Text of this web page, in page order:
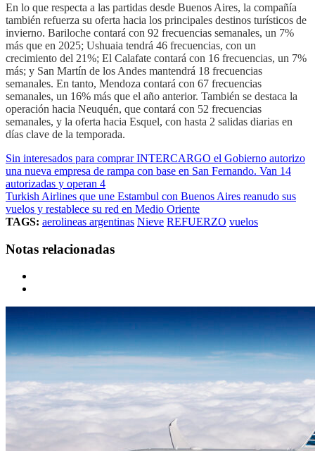
En lo que respecta a las partidas desde Buenos Aires, la compañía
también refuerza su oferta hacia los principales destinos turísticos de
invierno. Bariloche contará con 92 frecuencias semanales, un 7%
más que en 2025; Ushuaia tendrá 46 frecuencias, con un
crecimiento del 21%; El Calafate contará con 16 frecuencias, un 7%
más; y San Martín de los Andes mantendrá 18 frecuencias
semanales. En tanto, Mendoza contará con 67 frecuencias
semanales, un 16% más que el año anterior. También se destaca la
operación hacia Neuquén, que contará con 52 frecuencias
semanales, y la oferta hacia Esquel, con hasta 2 salidas diarias en
días clave de la temporada.
Sin interesados para comprar INTERCARGO el Gobierno autorizo
una nueva empresa de rampa con base en San Fernando. Van 14
autorizadas y operan 4
Turkish Airlines que une Estambul con Buenos Aires reanudo sus
vuelos y restablece su red en Medio Oriente
TAGS: aerolineas argentinas Nieve REFUERZO vuelos
Notas relacionadas